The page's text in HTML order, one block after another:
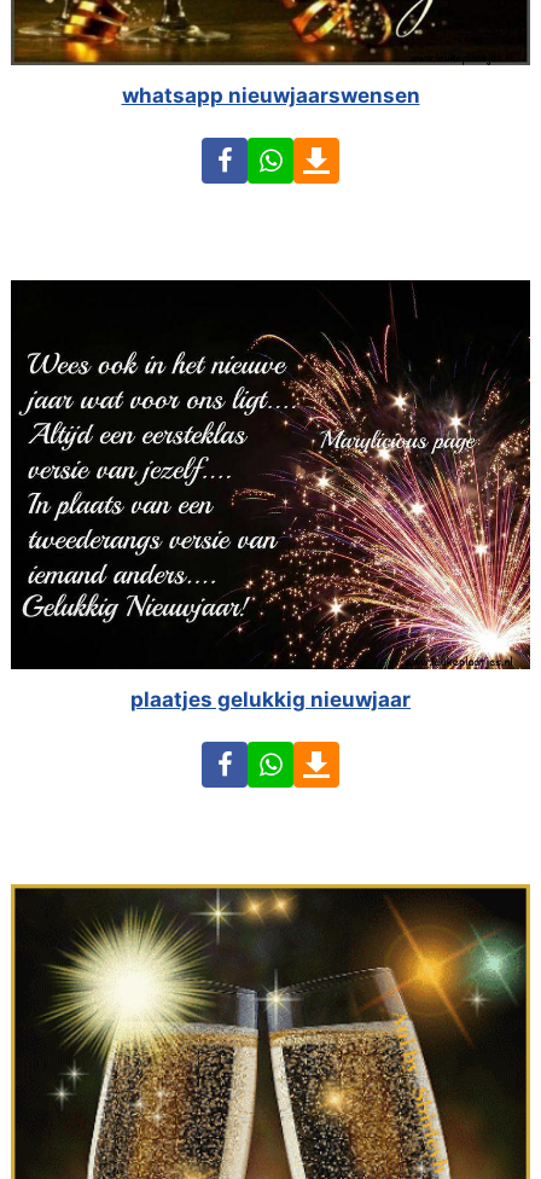
whatsapp nieuwjaarswensen
FacebookWhatsApp
plaatjes gelukkig nieuwjaar
FacebookWhatsApp